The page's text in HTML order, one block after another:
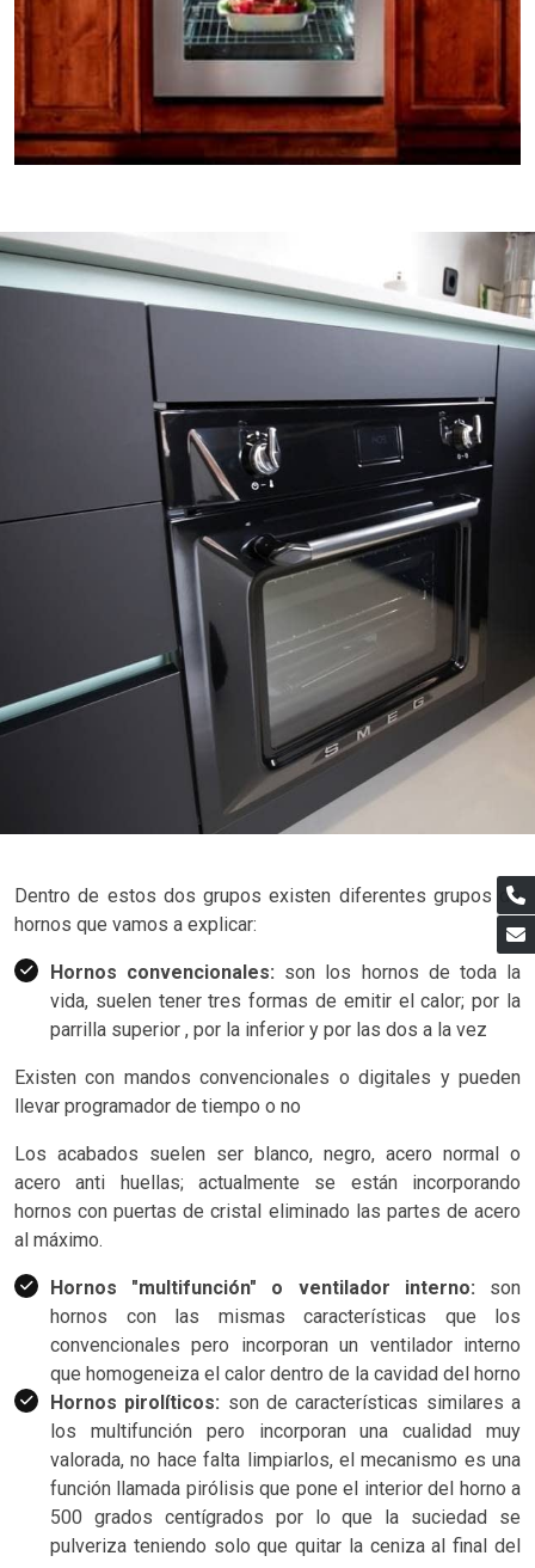
Dentro de estos dos grupos existen diferentes grupos de
hornos que vamos a explicar:
Hornos convencionales: son los hornos de toda la
vida, suelen tener tres formas de emitir el calor; por la
parrilla superior , por la inferior y por las dos a la vez
Existen con mandos convencionales o digitales y pueden
llevar programador de tiempo o no
Los acabados suelen ser blanco, negro, acero normal o
acero anti huellas; actualmente se están incorporando
hornos con puertas de cristal eliminado las partes de acero
al máximo.
Hornos "multifunción" o ventilador interno: son
hornos con las mismas características que los
convencionales pero incorporan un ventilador interno
que homogeneiza el calor dentro de la cavidad del horno
Hornos pirolíticos: son de características similares a
los multifunción pero incorporan una cualidad muy
valorada, no hace falta limpiarlos, el mecanismo es una
función llamada pirólisis que pone el interior del horno a
500 grados centígrados por lo que la suciedad se
pulveriza teniendo solo que quitar la ceniza al final del